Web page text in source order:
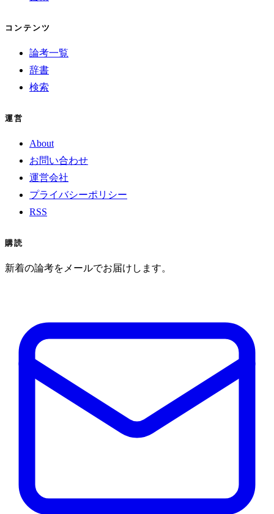
コンテンツ
論考一覧
辞書
検索
運営
About
お問い合わせ
運営会社
プライバシーポリシー
RSS
購読
新着の論考をメールでお届けします。